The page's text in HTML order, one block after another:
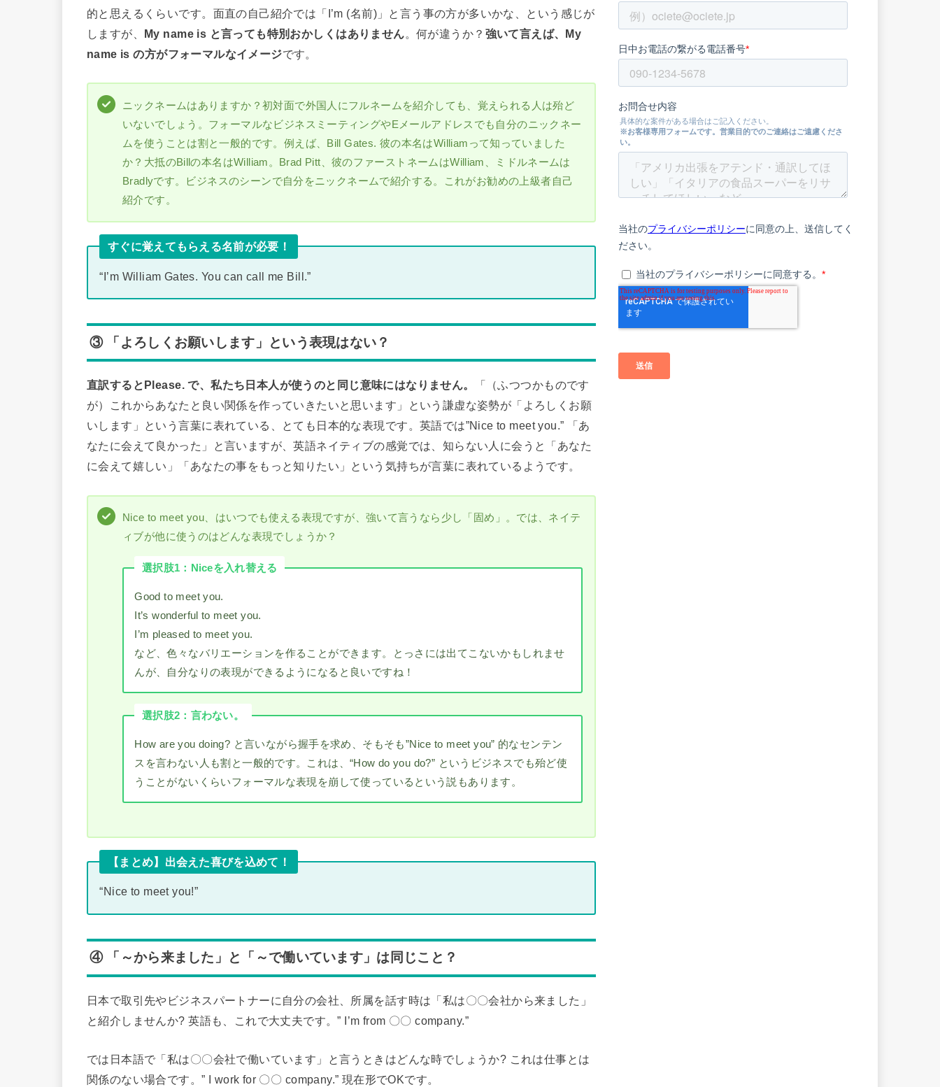
的と思えるくらいです。面直の自己紹介では「I’m (名前)」と言う事の方が多いかな、という感じが
しますが、 My name is と言っても特別おかしくはありません。何が違うか？ 強いて言えば、My
name is の方がフォーマルなイメージです。
ニックネームはありますか？初対面で外国人にフルネームを紹介しても、覚えられる人は殆ど
いないでしょう。フォーマルなビジネスミーティングやEメールアドレスでも自分のニックネー
ムを使うことは割と一般的です。例えば、Bill Gates. 彼の本名はWilliamって知っていました
か？大抵のBillの本名はWilliam。Brad Pitt、彼のファーストネームはWilliam、ミドルネームは
Bradlyです。ビジネスのシーンで自分をニックネームで紹介する。これがお勧めの上級者自己
紹介です。
すぐに覚えてもらえる名前が必要！
“I’m William Gates. You can call me Bill.”
③ 「よろしくお願いします」という表現はない？
直訳するとPlease. で、私たち日本人が使うのと同じ意味にはなりません。
「（ふつつかものです
が）これからあなたと良い関係を作っていきたいと思います」という謙虚な姿勢が「よろしくお願
いします」という言葉に表れている、とても日本的な表現です。英語では”Nice to meet you.” 「あ
なたに会えて良かった」と言いますが、英語ネイティブの感覚では、知らない人に会うと「あなた
に会えて嬉しい」「あなたの事をもっと知りたい」という気持ちが言葉に表れているようです。
Nice to meet you、はいつでも使える表現ですが、強いて言うなら少し「固め」。では、ネイテ
ィブが他に使うのはどんな表現でしょうか？
選択肢1：Niceを入れ替える
Good to meet you.
It’s wonderful to meet you.
I’m pleased to meet you.
など、色々なバリエーションを作ることができます。とっさには出てこないかもしれませ
んが、自分なりの表現ができるようになると良いですね！
選択肢2：言わない。
How are you doing? と言いながら握手を求め、そもそも”Nice to meet you” 的なセンテン
スを言わない人も割と一般的です。これは、“How do you do?” というビジネスでも殆ど使
うことがないくらいフォーマルな表現を崩して使っているという説もあります。
【まとめ】出会えた喜びを込めて！
“Nice to meet you!”
④ 「～から来ました」と「～で働いています」は同じこと？
日本で取引先やビジネスパートナーに自分の会社、所属を話す時は「私は〇〇会社から来ました」
と紹介しませんか? 英語も、これで大丈夫です。” I’m from 〇〇 company.”
では日本語で「私は〇〇会社で働いています」と言うときはどんな時でしょうか? これは仕事とは
関係のない場合です。” I work for 〇〇 company.” 現在形でOKです。